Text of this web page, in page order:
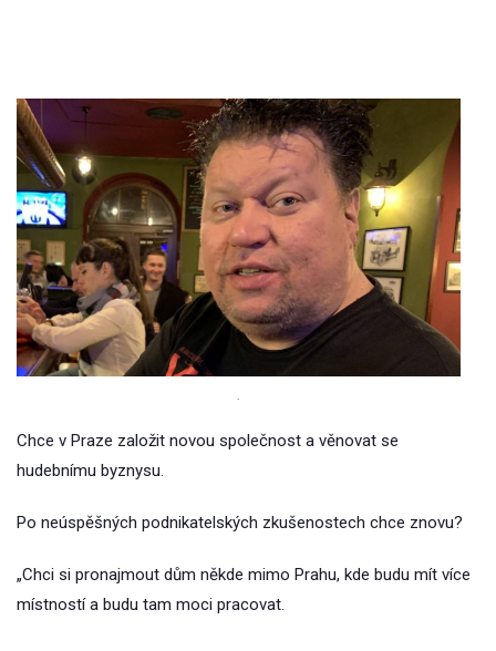
.
Chce v Praze založit novou společnost a věnovat se
hudebnímu byznysu.
Po neúspěšných podnikatelských zkušenostech chce znovu?
„Chci si pronajmout dům někde mimo Prahu, kde budu mít více
místností a budu tam moci pracovat.